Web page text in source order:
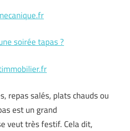
soirée tapas ?
repas salés, plats chauds ou
est un grand
veut très festif. Cela dit,